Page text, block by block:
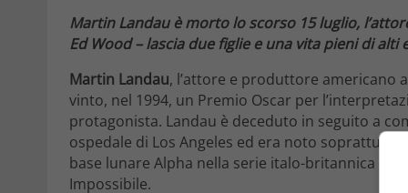
Martin Landau è morto lo scorso 15 luglio,
Ed Wood – lascia due figlie e una vita pieni di alti
Martin Landau, l’attore e produttore americano
vinto, nel 1994, un Premio Oscar per
protagonista. Landau è deceduto in seguito a
ospedale di Los Angeles ed era noto soprattutto
base lunare Alpha nella serie italo-britannica
Impossibile.